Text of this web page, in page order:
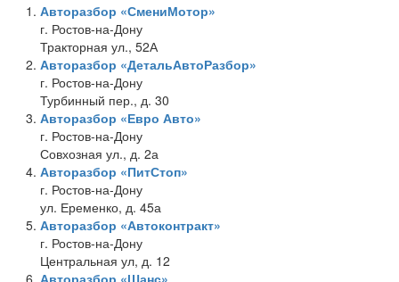
Авторазбор «СмениМотор»
г. Ростов-на-Дону
Тракторная ул., 52А
Авторазбор «ДетальАвтоРазбор»
г. Ростов-на-Дону
Турбинный пер., д. 30
Авторазбор «Евро Авто»
г. Ростов-на-Дону
Совхозная ул., д. 2а
Авторазбор «ПитСтоп»
г. Ростов-на-Дону
ул. Еременко, д. 45а
Авторазбор «Автоконтракт»
г. Ростов-на-Дону
Центральная ул, д. 12
Авторазбор «Шанс»